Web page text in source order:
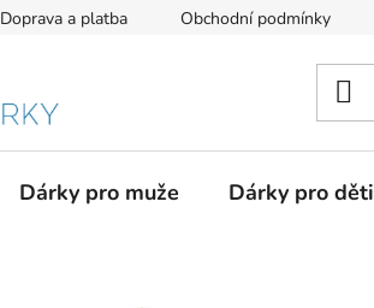
Doprava a platba Obchodní podmínky
Dárky pro muže Dárky pro děti